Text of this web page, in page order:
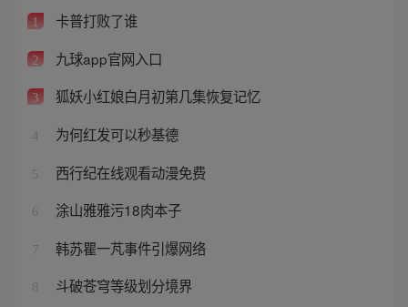
1 卡普打败了谁
2 九球app官网入口
3 狐妖小红娘白月初第几集恢复记忆
4 为何红发可以秒基德
5 西行纪在线观看动漫免费
6 涂山雅雅污18肉本子
7 韩苏瞿一芃事件引爆网络
8 斗破苍穹等级划分境界